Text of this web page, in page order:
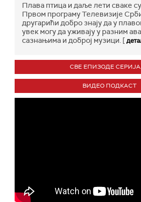
Плава птица и даље лети сваке
Првом програму Телевизије
другарићи добро знају да у
увек могу да уживају у разним
сазнањима и доброј музици. [
СВЕ ЕПИЗОДЕ
ВИДЕО ПОДКАСТ